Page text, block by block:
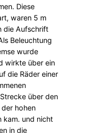
Diese
waren 5 m
die Aufschrift
Beleuchtung
wurde
wirkte über ein
die Räder einer
über den
der hohen
kam. und nicht
in die